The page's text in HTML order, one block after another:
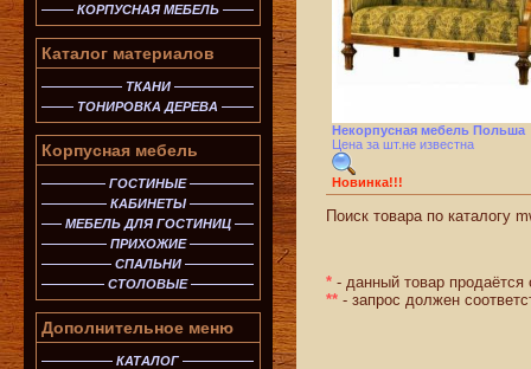
КОРПУСНАЯ МЕБЕЛЬ
Каталог материалов
ТКАНИ
ТОНИРОВКА ДЕРЕВА
Корпусная мебель
ГОСТИНЫЕ
КАБИНЕТЫ
МЕБЕЛЬ ДЛЯ ГОСТИНИЦ
ПРИХОЖИЕ
СПАЛЬНИ
СТОЛОВЫЕ
Дополнительное меню
КАТАЛОГ
Некорпусная мебель Польша
Цена за шт.не известна
Новинка!!!
Поиск товара по каталогу
* - данный товар продаётся
** - запрос должен